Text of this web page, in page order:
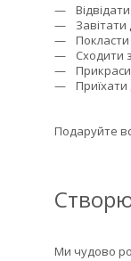
Покласти
Сходити
Подаруйте
Ми чудово